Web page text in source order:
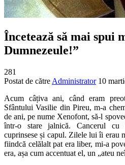
Încetează să mai spui
Dumnezeule!”
281
Postat de către Administrator 10
Acum câțiva ani, când eram
Sfântului Vasilie din Pireu, m-a
de ani, pe nume Xenofont, să-l
într-o stare jalnică. Cancerul cu
cuprinsese și capul. Zilele lui îi erau
fiindcă celălalt pat era liber, mi-a
era, așa cum accentuat el, un „ateu